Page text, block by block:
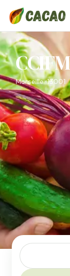
CCIFM
Marseille · 13001